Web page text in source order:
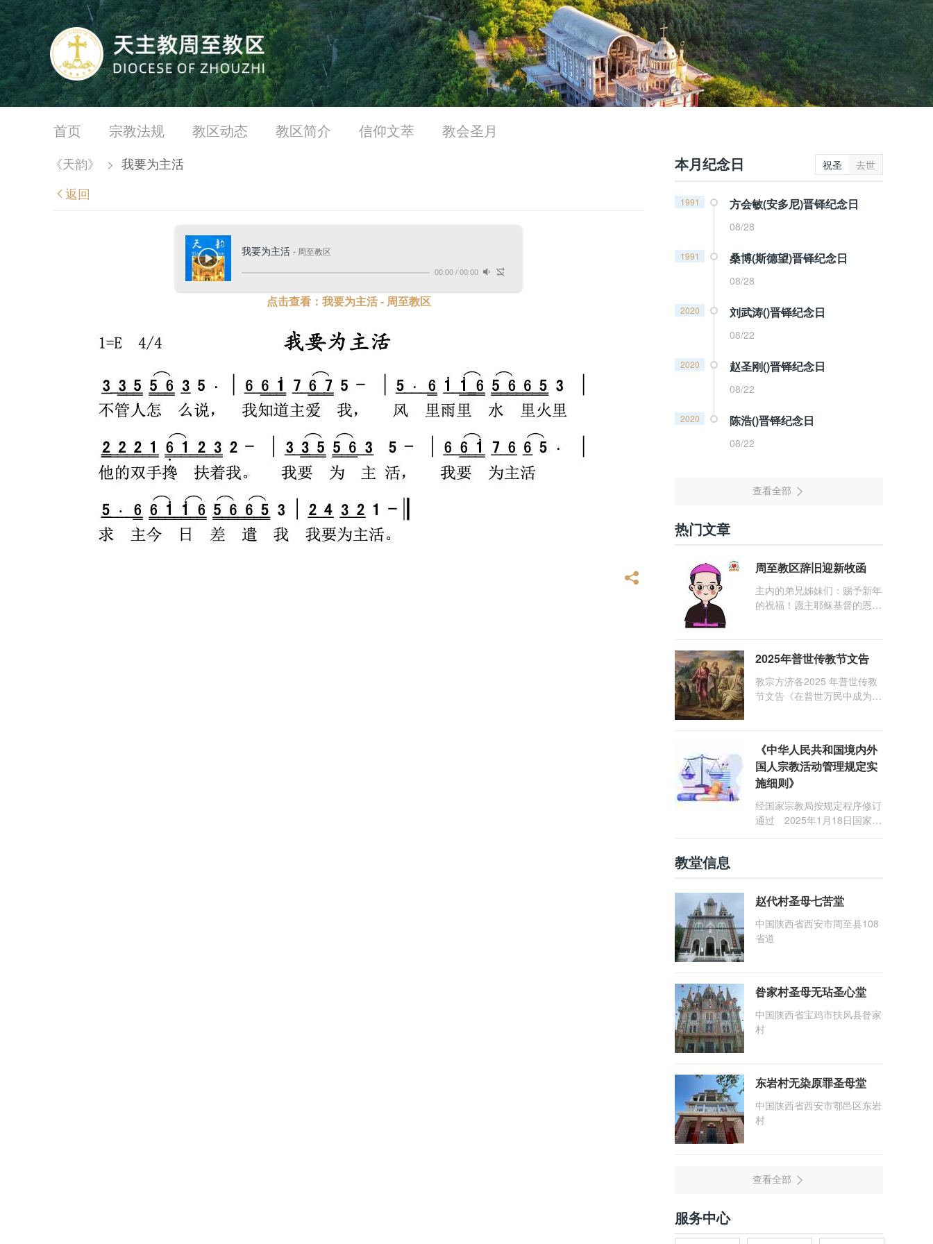
首页 宗教法规 教区动态 教区简介 信仰文萃 教会圣月
《天韵》 > 我要为主活
返回
我要为主活 - 周至教区
00:00 / 00:00
点击查看：我要为主活 - 周至教区
本月纪念日 祝圣 去世
1991 方会敏(安多尼)晋铎纪念日
08/28
1991 桑博(斯德望)晋铎纪念日
08/28
2020 刘武涛()晋铎纪念日
08/22
2020 赵圣刚()晋铎纪念日
08/22
2020 陈浩()晋铎纪念日
08/22
热门文章
周至教区辞旧迎新牧函
主内的弟兄姊妹们：赐予新年
的祝福！愿主耶稣基督的恩
们，愿临在的救主基督安慰你
们，并圣化你们的生活，作为
祝贺祂诞辰的珍贵礼品。
2025年普世传教节文告
教宗方济各2025 年普世传教
节文告《在普世万民中成为怀
《中华人民共和国境内外
国人宗教活动管理规定实
施细则》
经国家宗教局按规定程序修订
通过 2025年1月18日国家宗
教堂信息
赵代村圣母七苦堂
中国陕西省西安市周至县108
省道
昝家村圣母无玷圣心堂
中国陕西省宝鸡市扶风县昝家
村
东岩村无染原罪圣母堂
中国陕西省西安市鄠邑区东岩
村
服务中心